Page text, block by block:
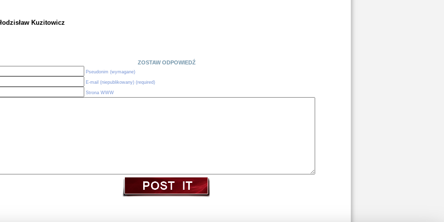
Kuzitowicz
ZOSTAW ODPOWIEDŹ
Pseudonim (wymagane)
E-mail (niepublikowany) (required)
Strona WWW